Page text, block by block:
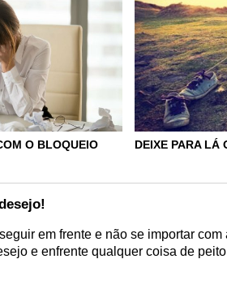
O BLOQUEIO
DEIXE PARA LÁ
em frente e não se importar
e enfrente qualquer coisa de